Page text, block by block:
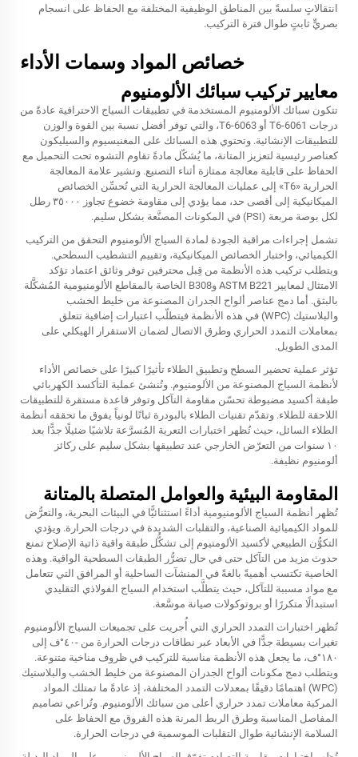
انتقالاتٍ سلسةً بين المناطق الوظيفية المختلفة مع الحفاظ على انسجام
بصريٍّ ثابتٍ طوال فترة التركيب.
خصائص المواد وسمات الأداء
معايير تركيب سبائك الألومنيوم
تتكون سبائك الألومنيوم المستخدمة في تطبيقات السياج الاحترافية عادةً من
درجات 6061-T6 أو 6063-T6، والتي توفر أفضل نسبة بين القوة والوزن
للتطبيقات الإنشائية. وتحتوي هذه السبائك على المغنيسيوم والسيليكون
كعناصر رئيسية لتعزيز المتانة، ما يُشكّل مادةً تقاوم التشوه تحت التحميل مع
الحفاظ على قابلية معالجة ممتازة أثناء التصنيع. وتشير علامة المعالجة
الحرارية «T6» إلى عمليات المعالجة الحرارية التي تُحسِّن الخصائص
الميكانيكية إلى أقصى حد، مما يؤدي إلى مقاومة خضوع تجاوز ٣٥٠٠٠ رطل
لكل بوصة مربعة (PSI) في المكونات المصنَّعة بشكل سليم.
تشمل إجراءات مراقبة الجودة لمادة السياج الألومنيوم التحقق من التركيب
الكيميائي، واختبار الخصائص الميكانيكية، وتقييم التشطيب السطحي.
ويتطلب تركيب هذه الأنظمة من قِبل محترفين توفر وثائق اعتماد تؤكد
الامتثال لمعايير ASTM B221 وB308 الخاصة بالمقاطع الألومنيومية المُشكَّلة
بالبثق. أما دمج عناصر ألواح الجدران المصنوعة من خليط الخشب
والبلاستيك (WPC) في هذه الأنظمة فيتطلّب اعتبارات إضافية تتعلق
بمعاملات التمدد الحراري وطرق الاتصال لضمان الاستقرار الهيكلي على
المدى الطويل.
تؤثر عملية تحضير السطح وتطبيق الطلاء تأثيرًا كبيرًا على خصائص الأداء
لأنظمة السياج المصنوعة من الألومنيوم. وتُنشئ عملية التأكسد الكهربائي
طبقة أكسيد مضبوطة تحسّن مقاومة التآكل وتوفر قاعدة مستقرة للتطبيقات
اللاحقة للطلاء. وتقدّم تقنيات الطلاء بالبودرة ثباتًا لونياً يفوق ما تحققه أنظمة
الطلاء السائل، حيث تُظهر اختبارات التعرية المُسرَّعة تلاشيًا ضئيلًا جدًّا بعد
١٠ سنوات من التعرّض الخارجي عند تطبيقها بشكل سليم على ركائز
ألومنيوم نظيفة.
المقاومة البيئية والعوامل المتصلة بالمتانة
تُظهر أنظمة السياج الألومنيومية أداءً استثنائيًّا في البيئات البحرية، والتعرُّض
للمواد الكيميائية الصناعية، والتقلبات الشديدة في درجات الحرارة. ويؤدي
التكوُّن الطبيعي لأكسيد الألومنيوم إلى تشكُّل طبقة واقية ذاتية الإصلاح تمنع
حدوث مزيد من التآكل حتى في حال تضرُّر الطبقات السطحية الواقية. وهذه
الخاصية تكتسب أهميةً بالغةً في المنشآت الساحلية أو المرافق التي تتعامل
مع مواد مسببة للتآكل، حيث يتطلَّب استخدام السياج الفولاذي التقليدي
استبدالًا متكررًا أو بروتوكولات صيانة موسَّعة.
تُظهر اختبارات التمدد الحراري التي أُجريت على تجميعات السياج الألومنيوم
تغيرات بسيطة جدًّا في الأبعاد عبر نطاقات درجات الحرارة من -٤٠°ف إلى
١٨٠°ف، ما يجعل هذه الأنظمة مناسبة للتركيب في ظروف مناخية متنوعة.
ويتطلب دمج مكونات ألواح الجدران المصنوعة من خليط الخشب والبلاستيك
(WPC) اهتمامًا دقيقًا بمعدلات التمدد المختلفة، إذ عادةً ما تمتلك المواد
المركبة معاملات تمدد حراري أعلى من سبائك الألومنيوم. وتُراعي تصاميم
المفاصل المناسبة وطرق الربط المرنة هذه الفروق مع الحفاظ على
السلامة الإنشائية طوال التقلبات الموسمية في درجات الحرارة.